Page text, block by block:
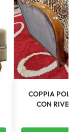
COPPIA
CON